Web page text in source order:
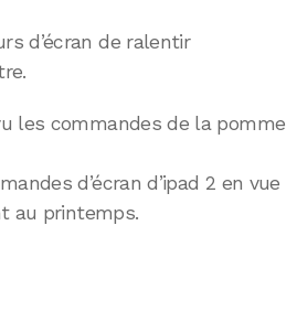
d’écran de ralentir
les commandes de la pomme
d’écran d’ipad 2 en vue
au printemps.